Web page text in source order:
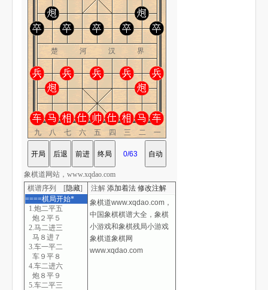
楚 河 汉 界
九八七六五四三二一
棋谱序列 [隐藏]
====棋局开始*
1.炮二平五
炮２平５
2.马二进三
马８进７
3.车一平二
车９平８
4.车二进六
炮８平９
5.车二平三
注解 添加着法 修改注解
象棋道网站，www.xqdao.com